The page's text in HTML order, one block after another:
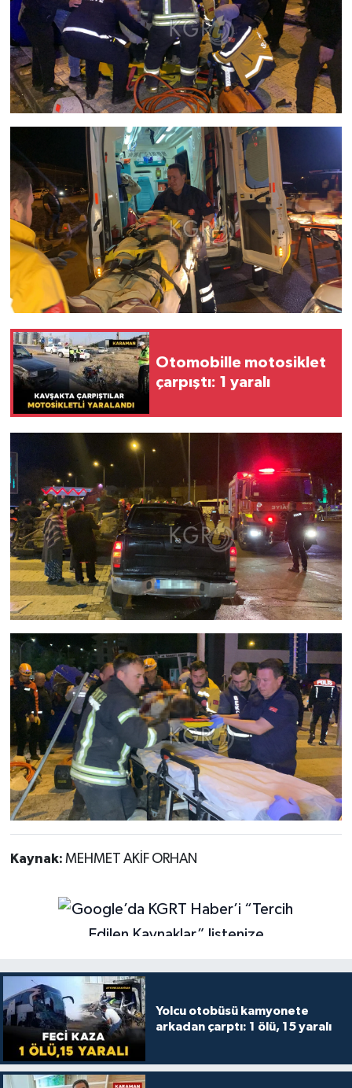
Otomobille motosiklet
çarpıştı: 1 yaralı
Kaynak: MEHMET AKİF ORHAN
Yolcu otobüsü kamyonete
arkadan çarptı: 1 ölü, 15 yaralı